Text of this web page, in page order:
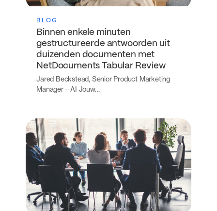
BLOG
Binnen enkele minuten
gestructureerde antwoorden uit
duizenden documenten met
NetDocuments Tabular Review
Jared Beckstead, Senior Product Marketing
Manager – AI Jouw…